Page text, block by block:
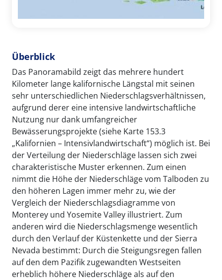
Überblick
Das Panoramabild zeigt das mehrere hundert
Kilometer lange kalifornische Längstal mit seinen
sehr unterschiedlichen Niederschlagsverhältnissen,
aufgrund derer eine intensive landwirtschaftliche
Nutzung nur dank umfangreicher
Bewässerungsprojekte (siehe Karte 153.3
„Kalifornien – Intensivlandwirtschaft“) möglich ist. Bei
der Verteilung der Niederschläge lassen sich zwei
charakteristische Muster erkennen. Zum einen
nimmt die Höhe der Niederschläge vom Talboden zu
den höheren Lagen immer mehr zu, wie der
Vergleich der Niederschlagsdiagramme von
Monterey und Yosemite Valley illustriert. Zum
anderen wird die Niederschlagsmenge wesentlich
durch den Verlauf der Küstenkette und der Sierra
Nevada bestimmt: Durch die Steigungsregen fallen
auf den dem Pazifik zugewandten Westseiten
erheblich höhere Niederschläge als auf den